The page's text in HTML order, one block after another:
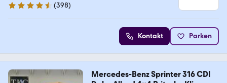
4.7 Sterne
(398)
Kontakt Parken
Mercedes-Benz Sprinter 316 CDI